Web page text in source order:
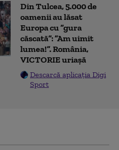
Din Tulcea, 5.000 de
oamenii au lăsat
Europa cu ”gura
căscată”: ”Am uimit
lumea!”. România,
VICTORIE uriașă
Descarcă aplicația Digi
Sport